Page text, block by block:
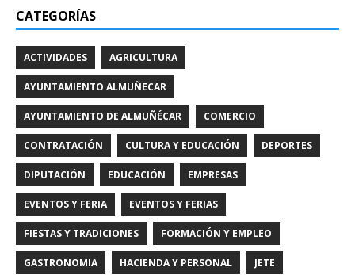
CATEGORÍAS
ACTIVIDADES AGRICULTURA
AYUNTAMIENTO ALMUÑECAR
AYUNTAMIENTO DE ALMUÑÉCAR COMERCIO
CONTRATACIÓN CULTURA Y EDUCACIÓN DEPORTES
DIPUTACIÓN EDUCACIÓN EMPRESAS
EVENTOS Y FERIA EVENTOS Y FERIAS
FIESTAS Y TRADICIONES FORMACIÓN Y EMPLEO
GASTRONOMIA HACIENDA Y PERSONAL JETE